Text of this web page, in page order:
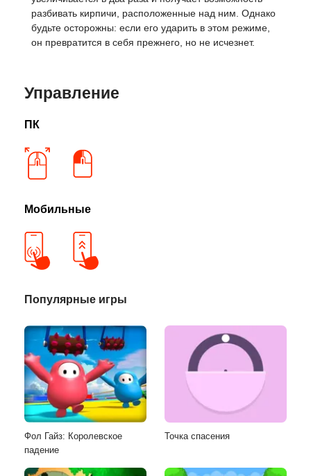
разбивать кирпичи, расположенные над ним. Однако
будьте осторожны: если его ударить в этом режиме,
он превратится в себя прежнего, но не исчезнет.
Управление
ПК
Мобильные
Популярные игры
Фол Гайз: Королевское
падение
Точка спасения